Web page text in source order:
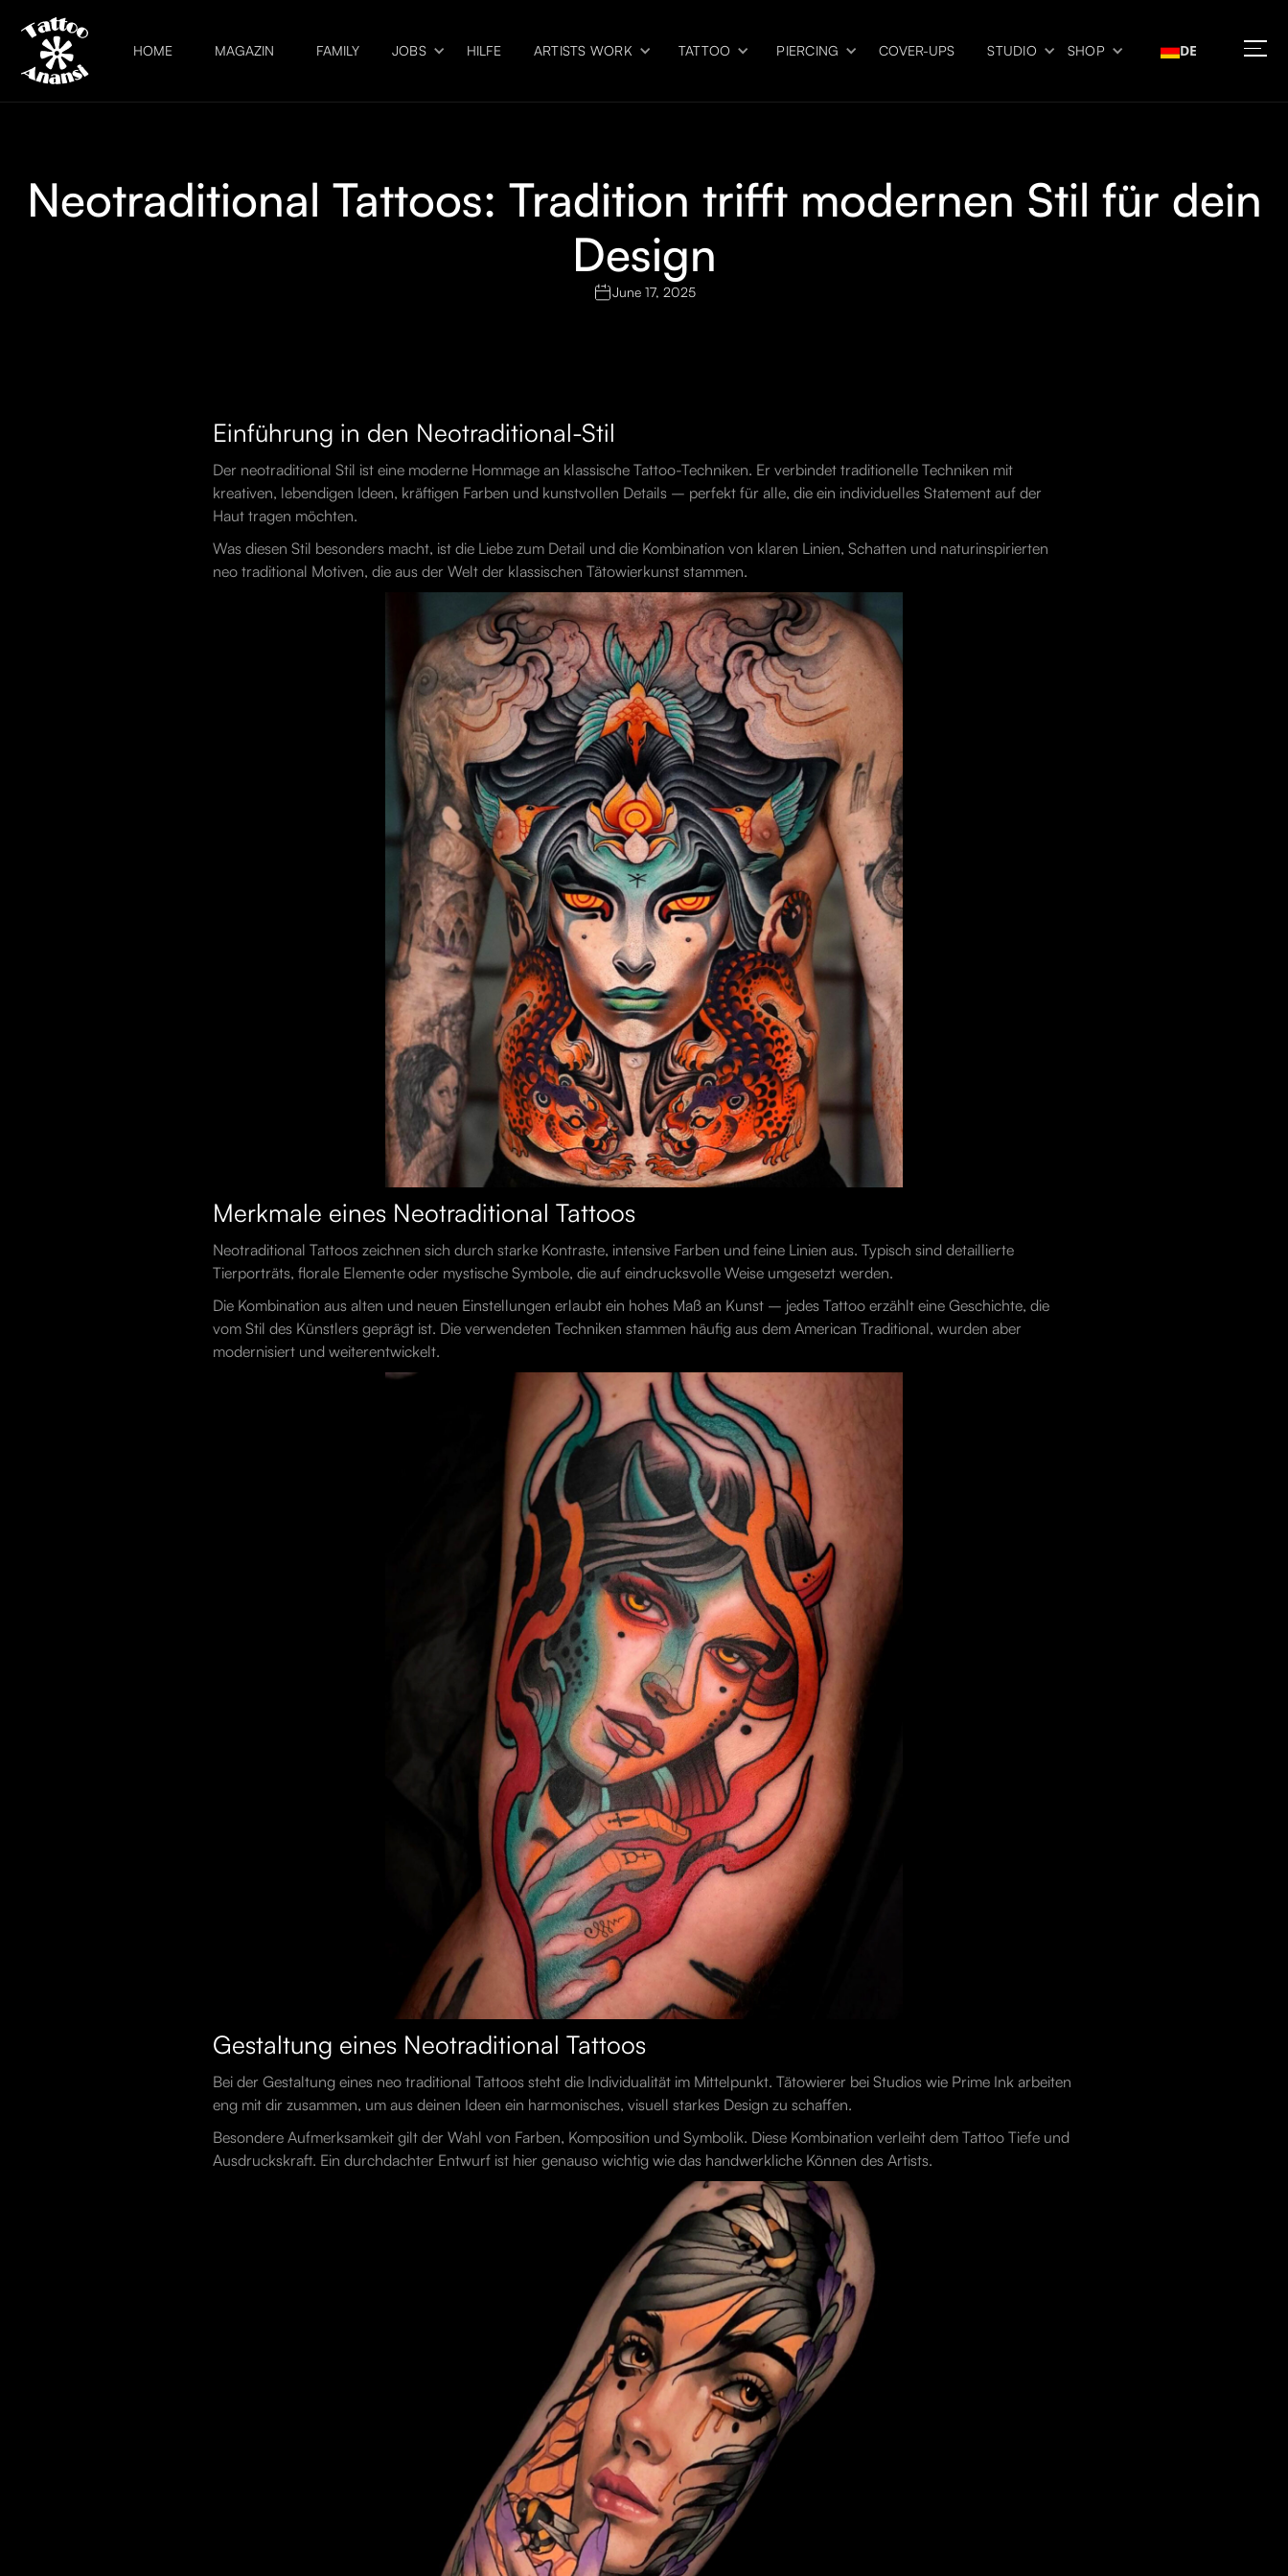
HOME MAGAZIN FAMILY JOBS HILFE ARTISTS WORK TATTOO PIERCING COVER-UPS STUDIO SHOP DE
Neotraditional Tattoos: Tradition trifft modernen Stil für dein
Design
June 17, 2025
Einführung in den Neotraditional-Stil
Der neotraditional Stil ist eine moderne Hommage an klassische Tattoo-Techniken. Er verbindet traditionelle Techniken mit
kreativen, lebendigen Ideen, kräftigen Farben und kunstvollen Details – perfekt für alle, die ein individuelles Statement auf der
Haut tragen möchten.
Was diesen Stil besonders macht, ist die Liebe zum Detail und die Kombination von klaren Linien, Schatten und naturinspirierten
neo traditional Motiven, die aus der Welt der klassischen Tätowierkunst stammen.
Merkmale eines Neotraditional Tattoos
Neotraditional Tattoos zeichnen sich durch starke Kontraste, intensive Farben und feine Linien aus. Typisch sind detaillierte
Tierporträts, florale Elemente oder mystische Symbole, die auf eindrucksvolle Weise umgesetzt werden.
Die Kombination aus alten und neuen Einstellungen erlaubt ein hohes Maß an Kunst – jedes Tattoo erzählt eine Geschichte, die
vom Stil des Künstlers geprägt ist. Die verwendeten Techniken stammen häufig aus dem American Traditional, wurden aber
modernisiert und weiterentwickelt.
Gestaltung eines Neotraditional Tattoos
Bei der Gestaltung eines neo traditional Tattoos steht die Individualität im Mittelpunkt. Tätowierer bei Studios wie Prime Ink arbeiten
eng mit dir zusammen, um aus deinen Ideen ein harmonisches, visuell starkes Design zu schaffen.
Besondere Aufmerksamkeit gilt der Wahl von Farben, Komposition und Symbolik. Diese Kombination verleiht dem Tattoo Tiefe und
Ausdruckskraft. Ein durchdachter Entwurf ist hier genauso wichtig wie das handwerkliche Können des Artists.